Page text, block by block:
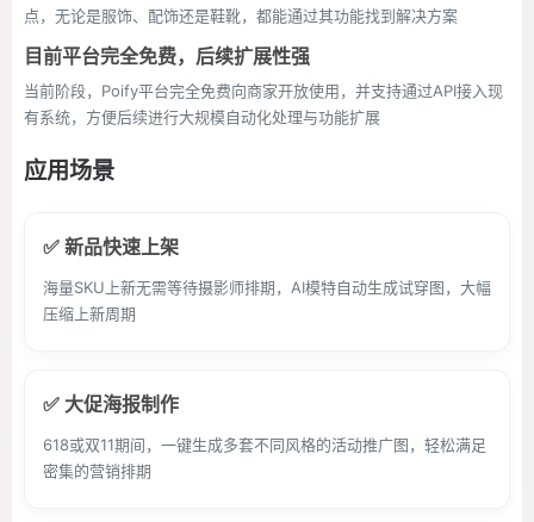
点，无论是服饰、配饰还是鞋靴，都能通过其功能找到解决方案
目前平台完全免费，后续扩展性强
当前阶段，Poify平台完全免费向商家开放使用，并支持通过API接入现
有系统，方便后续进行大规模自动化处理与功能扩展
应用场景
✅ 新品快速上架
海量SKU上新无需等待摄影师排期，AI模特自动生成试穿图，大幅
压缩上新周期
✅ 大促海报制作
618或双11期间，一键生成多套不同风格的活动推广图，轻松满足
密集的营销排期